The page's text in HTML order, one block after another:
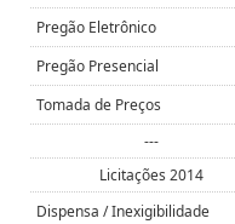
Pregão Eletrônico
Pregão Presencial
Tomada de Preços
---
Licitações 2014
Dispensa / Inexigibilidade